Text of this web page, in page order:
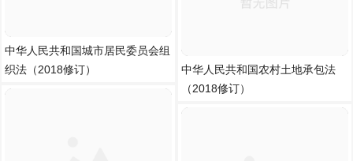
中华人民共和国城市居民委员会组
织法（2018修订）
中华人民共和国农村土地承包法
（2018修订）